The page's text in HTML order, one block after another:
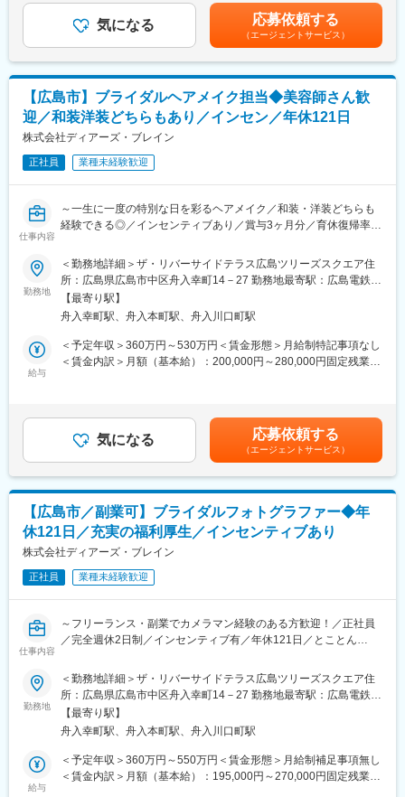
シンプルでスタイリッシュな都市型ゲストハウス「モノリス」シ
リーズ、郊外の景観を活かしたリゾート感のある雰囲気が特徴の
「アマンダン」シリーズ、歴史的建造物を生かした施設など、立
地条件や地域特性にあわせた店舗設計を行っています。
■婚礼における状況：
新たなご予約も順調に増えています。事業は縮小しておらず、新
規の出店計画もこれまで通り進めています。
また、パーティードレスのレンタル事業など、顧客情報を基にし
た別事業もあり、多角的に事業展開しているので、会社としても
安定した基盤を有しております。
入社後はまず【施行プランナー】を担当。約半年前から打ち合わ
せを開始し、進行や料理、ギフトなどを提案。結婚式当日はキャ
て、初めて来館されたお客様への会場案内や日程・予算を含む提
案、会場決定までをサポート。将来的には新規接客から当日運営
まで一貫して担当することも可能です。
■ポジションの魅力：
「お客様第一」の文化が根付いており、効率や利益よりも心に残
る体験を届ける姿勢を大切にしています。専任プランナーとし
て、お客様に深く寄り添い、一生に一度の大切な日を共に創るや
りがいを感じられる環境です。
あなたの「本気」が、誰かの、そして自分の未来を書き換える
今日から始まるのは、まだ誰も読んだことのない物語です。
この『最初の1ページ』をともに書き上げる仲間に必要なのは、ス
キル以上に、誰かの期待を超えたいという純粋な情熱。そして、
気が、誰かの人生を、そしてあなた自身の未来を、輝かせる。そ
んな瞬間を、私たちはこの場所で、何度も積み重ねていきたい。
・有給休暇取得率100％
・フレックスキャリア制度あり
・産休・育休取得率100％、復職率95％、男性の取得実績あり
・勤続３年でリフレッシュ休暇付与
・表彰制度多数（MVPは最大100万円）
手当＞有＜給与補足＞※ご経験・年齢により給与は変動する可能性
もございます。■昇給：年1回（3月）■賞与：年2回（2、8月）■イ
ンセンティブ（毎月）賃金はあくまでも目安の金額であり、選考
を通じて上下する可能性があります。月給(月額)は固定手当を含め
た表記です。
気になる 応募依頼する
（エージェントサービス）
【広島市】ブライダルヘアメイク担当◆美容師さん歓
迎／和装洋装どちらもあり／インセン／年休121日
株式会社ディアーズ・ブレイン
正社員 業種未経験歓迎
仕事内容
～一生に一度の特別な日を彩るヘアメイク／和装・洋装どちらも
経験できる◎／インセンティブあり／賞与3ヶ月分／育休復帰率
「ザ・リバーサイドテラス広島ツリーズスクエア」にてウェディ
ングフォトを挙げられる新郎新婦のヘアメイクや着付け・フィッ
ティングを一貫してお任せいたします。
結婚式という人生の大切な瞬間に関わることで、やりがいや達成
感を感じられるお仕事です。
ブライダルヘアメイクご経験者の方、または美容師のご経験のあ
フォトウエディングを挙げられる新郎新婦様のヘアメイクや衣装
フィッティングをお任せいたします。
当社式場内での撮影に加えて、周辺でのロケーション撮影の同行
・メイクアップ
・ドレスフィッティング
・婚礼衣装着付け（和装垢含む）
・その他店舗運営に関わる事務作業
■採用背景：
「ザ・リバーサイドテラス広島ツリーズスクエア」にてウェディ
ングフォト事業を推進することとなり、新たにスタッフを募集す
ることとなりました。新郎新婦のヘアメイク、着付けまでを一貫
してお任せいたします。
■「ザ・リバーサイドテラス広島ツリーズスクエア」について：
舟入幸町駅まで徒歩5分で街中にありながら非日常を感じられる、
自然と調和した上質なおもてなしを提供するゲストハウスのウェ
ディング会場です。
で、新郎新婦のおふたりらしい想いを形にできる特別なウエディ
ングステージです。
勤務地
＜勤務地詳細＞ザ・リバーサイドテラス広島ツリーズスクエア住
所：広島県広島市中区舟入幸町14－27 勤務地最寄駅：広島電鉄江
波線／舟入幸町駅受動喫煙対策：屋内全面禁煙変更の範囲：会社
の定める事業所
【最寄り駅】
舟入幸町駅、舟入本町駅、舟入川口町駅
給与
＜予定年収＞360万円～530万円＜賃金形態＞月給制特記事項なし
＜賃金内訳＞月額（基本給）：200,000円～280,000円固定残業手
＞■基本給：年齢・経験・能力を考慮し決定いたします。■賞与:年
2回（6月、12月）、決算賞与（1月※前年度業績により支給するこ
とあり）■昇給:年1回（7月 ）賃金はあくまでも目安の金額であ
り、選考を通じて上下する可能性があります。月給(月額)は固定手
当を含めた表記です。
気になる 応募依頼する
（エージェントサービス）
【広島市／副業可】ブライダルフォトグラファー◆年
休121日／充実の福利厚生／インセンティブあり
株式会社ディアーズ・ブレイン
正社員 業種未経験歓迎
仕事内容
～フリーランス・副業でカメラマン経験のある方歓迎！／正社員
／完全週休2日制／インセンティブ有／年休121日／とことん
しています◎～
■業務内容：
「ザ・リバーサイドテラス広島ツリーズスクエア」にて、ブライ
ダルのカメラマンとして人生の大切な瞬間を残すやりがいのある
お仕事をお任せいたします。
舟入幸町駅まで徒歩5分で街中にありながら非日常を感じられる、
勤務地
＜勤務地詳細＞ザ・リバーサイドテラス広島ツリーズスクエア住
所：広島県広島市中区舟入幸町14－27 勤務地最寄駅：広島電鉄江
波線／舟入幸町駅受動喫煙対策：屋内全面禁煙変更の範囲：会社
の定める事業所
【最寄り駅】
舟入幸町駅、舟入本町駅、舟入川口町駅
給与
＜予定年収＞360万円～550万円＜賃金形態＞月給制補足事項無し
＜賃金内訳＞月額（基本給）：195,000円～270,000円固定残業手